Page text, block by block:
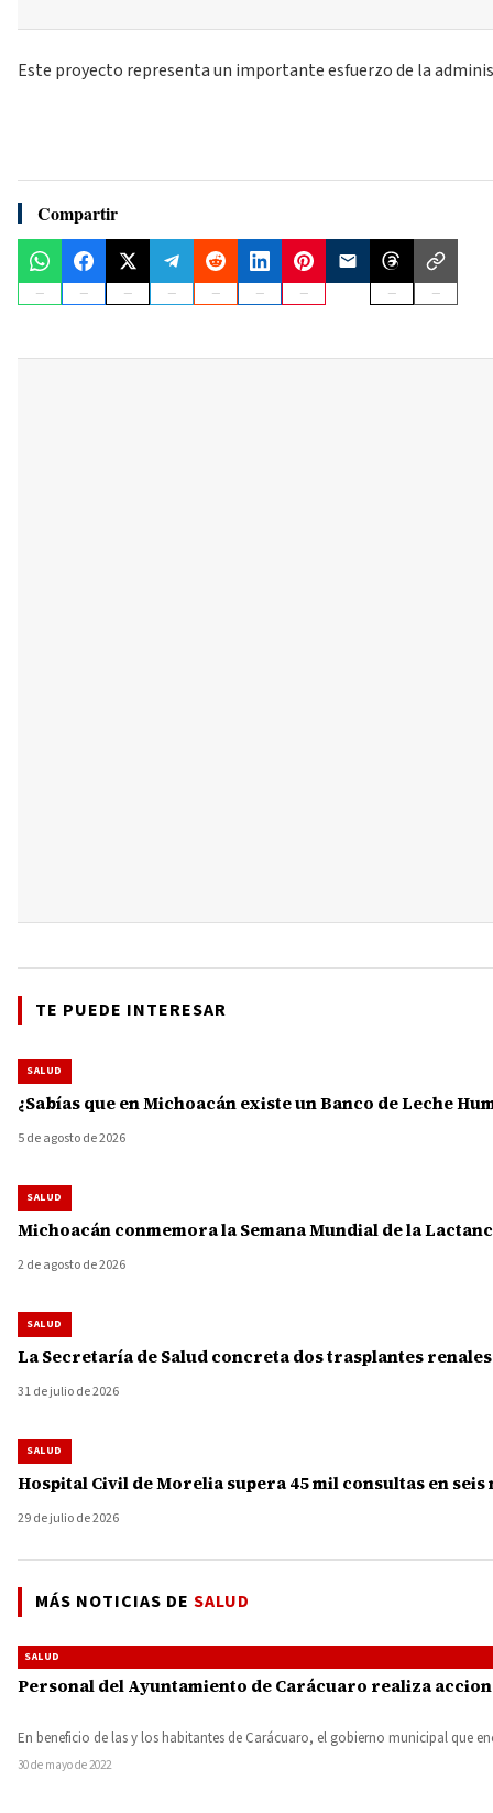
Este proyecto representa un importante esfuerzo de la
Compartir
TE PUEDE INTERESAR
SALUD
¿Sabías que en Michoacán existe un Banco de Leche
5 de agosto de 2026
SALUD
Michoacán conmemora la Semana Mundial de la
2 de agosto de 2026
SALUD
La Secretaría de Salud concreta dos trasplantes
31 de julio de 2026
SALUD
Hospital Civil de Morelia supera 45 mil consultas en
29 de julio de 2026
MÁS NOTICIAS DE SALUD
SALUD
Personal del Ayuntamiento de Carácuaro realiza
En beneficio de las y los habitantes de Carácuaro, el gobierno municipal que
30 de mayo de 2022